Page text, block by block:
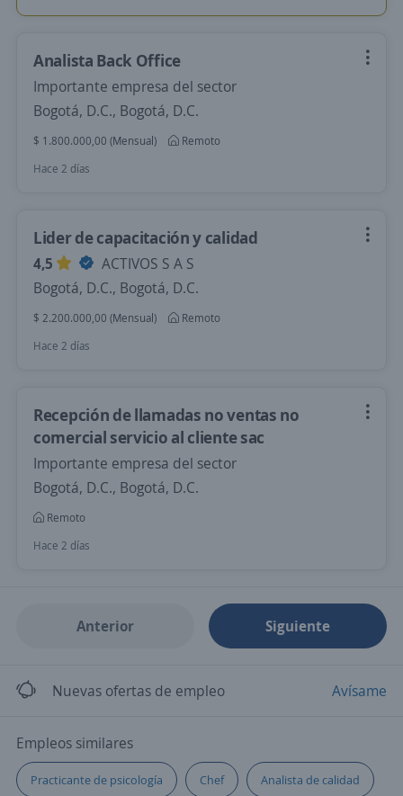
Analista Back Office
Importante empresa del sector
Bogotá, D.C., Bogotá, D.C.
$ 1.800.000,00 (Mensual)
Remoto
Hace 2 días
Lider de capacitación y calidad
4,5
ACTIVOS S A S
Bogotá, D.C., Bogotá, D.C.
$ 2.200.000,00 (Mensual)
Remoto
Hace 2 días
Recepción de llamadas no ventas no
comercial servicio al cliente sac
Importante empresa del sector
Bogotá, D.C., Bogotá, D.C.
Remoto
Hace 2 días
Anterior Siguiente
Nuevas ofertas de empleo Avísame
Empleos similares
Practicante de psicología Chef Analista de calidad